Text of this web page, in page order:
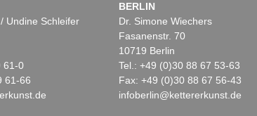
Undine Schleifer
61-0
61-66
BERLIN
Dr. Simone Wiechers
Fasanenstr. 70
10719 Berlin
Tel.: +49 (0)30 88 67 53-63
Fax: +49 (0)30 88 67 56-43
infoberlin@kettererkunst.de